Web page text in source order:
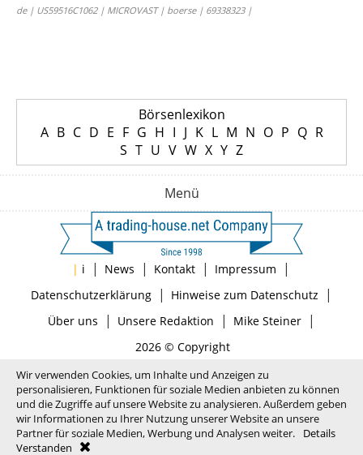
de | US59516C1062 | MICROVAST | boerse | 69338323 |
Börsenlexikon
A B C D E F G H I J K L M N O P Q R
S T U V W X Y Z
Menü
| i | News | Kontakt | Impressum |
Datenschutzerklärung| Hinweise zum Datenschutz |
Über uns | Unsere Redaktion | Mike Steiner|
2026 © Copyright
Wir verwenden Cookies, um Inhalte und Anzeigen zu
personalisieren, Funktionen für soziale Medien anbieten zu können
und die Zugriffe auf unsere Website zu analysieren. Außerdem geben
wir Informationen zu Ihrer Nutzung unserer Website an unsere
Partner für soziale Medien, Werbung und Analysen weiter.
Details
Verstanden